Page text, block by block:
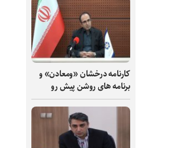
کارنامه درخشان «ومعادن» و
برنامه های روشن پیش رو